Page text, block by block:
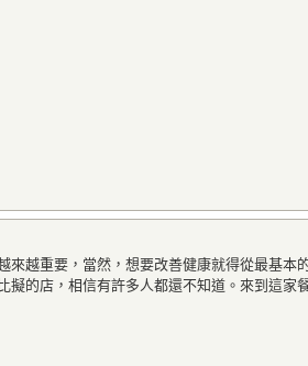
越重要，當然，想要改善健康就得從最基
的店，相信有許多人都還不知道。來到這